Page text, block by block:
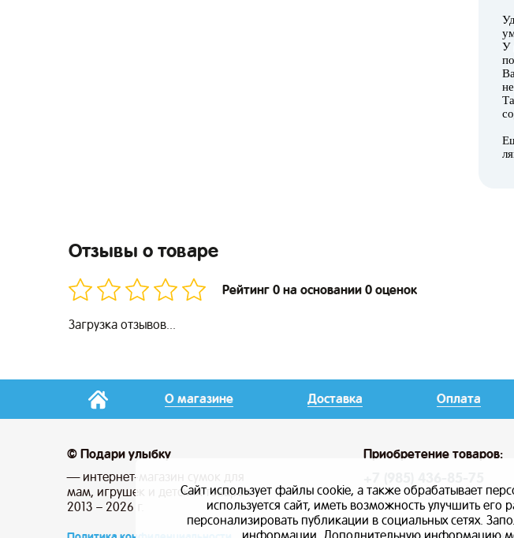
У
Отзывы о товаре
Рейтинг 0 на основании 0 оценок
Загрузка отзывов...
О магазине Доставка Оплата
© Подари улыбку
— интернет-магазин сумок для
мам, игрушек и детских товаров
2013 – 2026 г.
Приобретение товаров:
Сайт использует файлы cookie, а также обрабатывает
используется сайт, иметь возможность улучшить
персонализировать публикации в социальных сетях.